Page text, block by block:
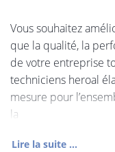
Vous souhaitez
que la qualité, la
de votre entreprise
techniciens heroal
mesure pour
la
Lire la suite ...